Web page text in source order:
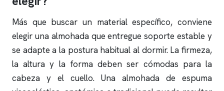
Más que buscar un material específico, conviene
elegir una almohada que entregue soporte estable y
se adapte a la postura habitual al dormir. La firmeza,
la altura y la forma deben ser cómodas para la
cabeza y el cuello. Una almohada de espuma